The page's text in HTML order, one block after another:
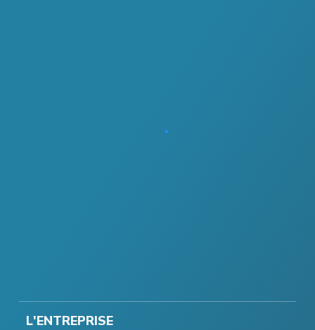
L'ENTREPRISE